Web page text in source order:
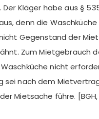
Der Kläger habe aus §
denn die
Gegenstand der
Zum Mietgebrauch
nicht
sei nach dem
Mietsache führe. [BGH,